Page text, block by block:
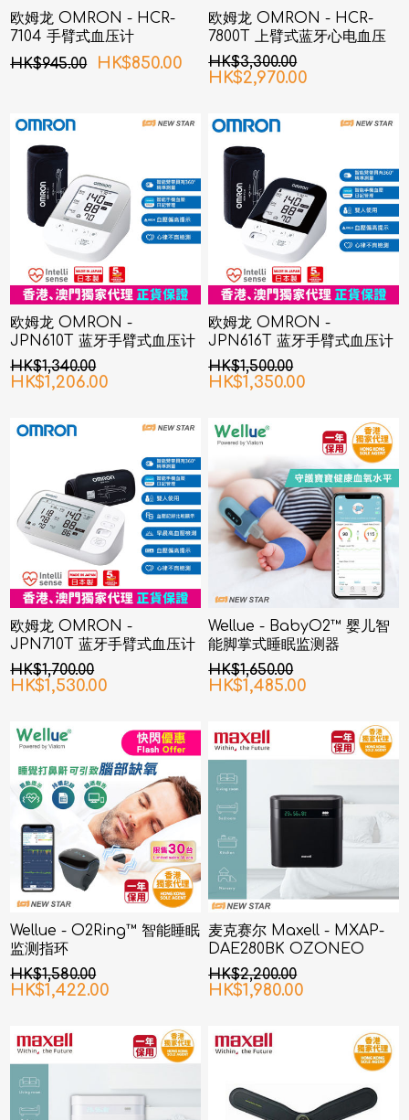
欧姆龙 OMRON - HCR-
7104 手臂式血压计
HK$945.00
HK$850.00
欧姆龙 OMRON - HCR-
7800T 上臂式蓝牙心电血压
计
HK$3,300.00
HK$2,970.00
欧姆龙 OMRON -
JPN610T 蓝牙手臂式血压计
HK$1,340.00
HK$1,206.00
欧姆龙 OMRON -
JPN616T 蓝牙手臂式血压计
HK$1,500.00
HK$1,350.00
欧姆龙 OMRON -
JPN710T 蓝牙手臂式血压计
HK$1,700.00
HK$1,530.00
Wellue - BabyO2™ 婴儿智
能脚掌式睡眠监测器
HK$1,650.00
HK$1,485.00
Wellue - O2Ring™ 智能睡眠
监测指环
HK$1,580.00
HK$1,422.00
麦克赛尔 Maxell - MXAP-
DAE280BK OZONEO
AERO+除菌消臭机 黑色
HK$2,200.00
HK$1,980.00